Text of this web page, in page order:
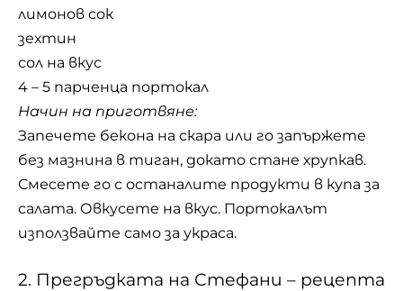
лимонов сок
зехтин
сол на вкус
4 – 5 парченца портокал
Начин на приготвяне:
Запечете бекона на скара или го запържете
без мазнина в тиган, докато стане хрупкав.
Смесете го с останалите продукти в купа за
салата. Овкусете на вкус. Портокалът
използвайте само за украса.
2. Прегръдката на Стефани – рецепта